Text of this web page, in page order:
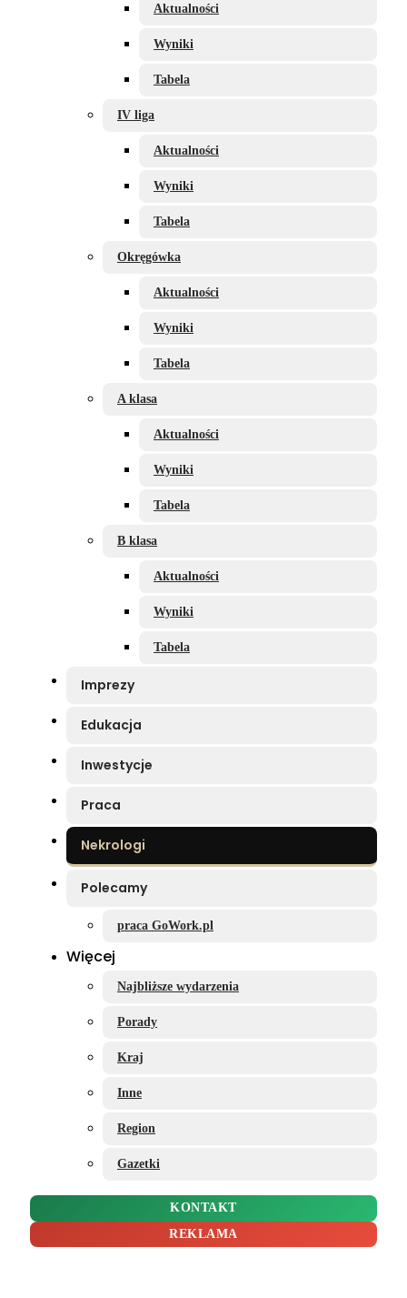
Aktualności
Wyniki
Tabela
IV liga
Aktualności
Wyniki
Tabela
Okręgówka
Aktualności
Wyniki
Tabela
A klasa
Aktualności
Wyniki
Tabela
B klasa
Aktualności
Wyniki
Tabela
Imprezy
Edukacja
Inwestycje
Praca
Nekrologi
Polecamy
praca GoWork.pl
Więcej
Najbliższe wydarzenia
Porady
Kraj
Inne
Region
Gazetki
KONTAKT
REKLAMA